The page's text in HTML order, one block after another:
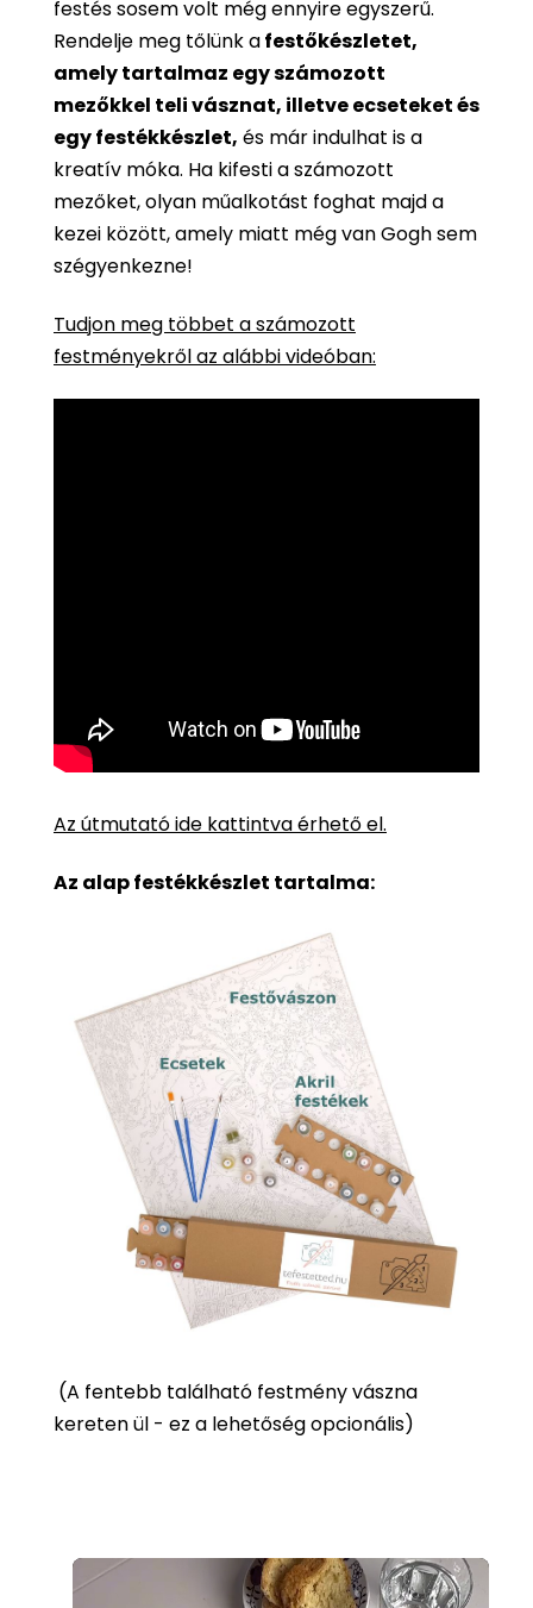
festés sosem volt még ennyire egyszerű.
Rendelje meg tőlünk afestőkészletet,
amely tartalmaz egy számozott
mezőkkel teli vásznat, illetve ecseteket és
egy festékkészlet, és már indulhat is a
kreatív móka. Ha kifesti a számozott
mezőket, olyan műalkotást foghat majd a
kezei között, amely miatt még van Gogh sem
szégyenkezne!
Tudjon meg többet a számozott
festményekről az alábbi videóban:
Az útmutató ide kattintva érhető el.
Az alap festékkészlet tartalma:
(A fentebb található festmény vászna
kereten ül - ez a lehetőség opcionális)